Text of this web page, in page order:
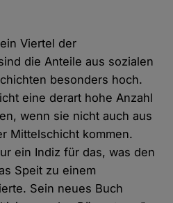
Viertel der
die Anteile aus sozialen
besonders hoch.
eine derart hohe Anzahl
wenn sie nicht auch aus
Mittelschicht kommen.
ein Indiz für das, was den
Speit zu einem
Sein neues Buch